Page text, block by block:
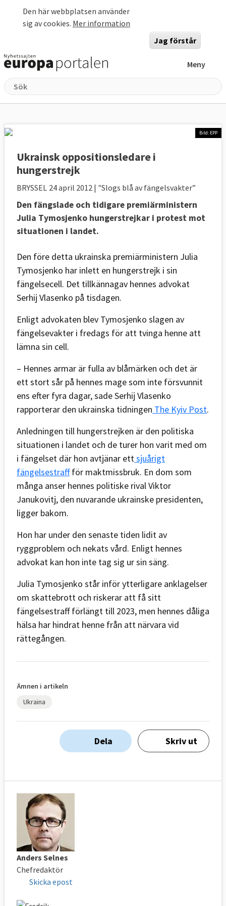
Den här webbplatsen använder
sig av cookies. Mer information
Jag förstår
Meny
Bild: EPP
Ukrainsk oppositionsledare i
hungerstrejk
BRYSSEL 24 april 2012 | "Slogs blå av fängelsvakter”
Den fängslade och tidigare premiärministern
Julia Tymosjenko hungerstrejkar i protest mot
situationen i landet.
Den före detta ukrainska premiärministern Julia
Tymosjenko har inlett en hungerstrejk i sin
fängelsecell. Det tillkännagav hennes advokat
Serhij Vlasenko på tisdagen.
Enligt advokaten blev Tymosjenko slagen av
fängelsevakter i fredags för att tvinga henne att
lämna sin cell.
– Hennes armar är fulla av blåmärken och det är
ett stort sår på hennes mage som inte försvunnit
ens efter fyra dagar, sade Serhij Vlasenko
rapporterar den ukrainska tidningen The Kyiv Post.
Anledningen till hungerstrejken är den politiska
situationen i landet och de turer hon varit med om
i fängelset där hon avtjänar ettsjuårigt
fängelsestraffför maktmissbruk. En dom som
många anser hennes politiske rival Viktor
Janukovitj, den nuvarande ukrainske presidenten,
ligger bakom.
Hon har under den senaste tiden lidit av
ryggproblem och nekats vård. Enligt hennes
advokat kan hon inte tag sig ur sin säng.
Julia Tymosjenko står inför ytterligare anklagelser
om skattebrott och riskerar att få sitt
fängelsestraff förlängt till 2023, men hennes dåliga
hälsa har hindrat henne från att närvara vid
rättegången.
Ämnen i artikeln
Ukraina
Dela Skriv ut
Anders Selnes
Chefredaktör
Skicka epost